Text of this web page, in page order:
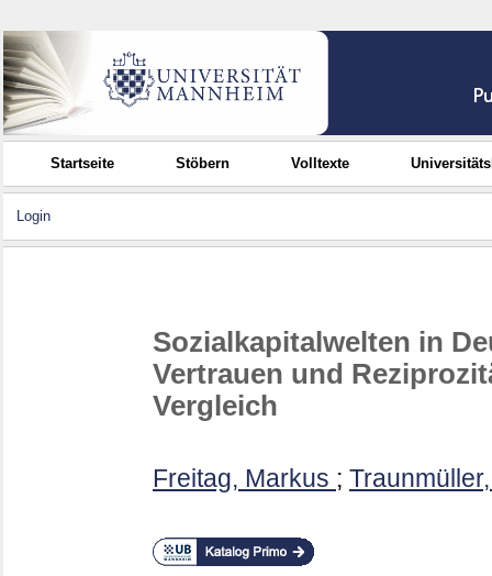
Startseite Stöbern Volltexte
Login
Sozialkapitalwelten in
Vertrauen und
Vergleich
Freitag, Markus ;